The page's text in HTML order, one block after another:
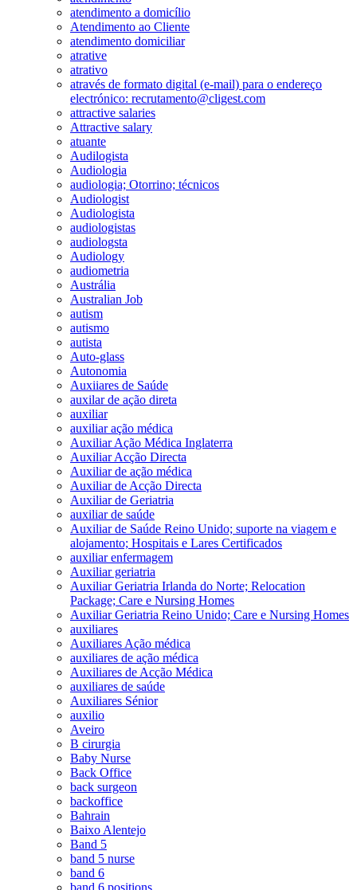
atendimento a domicílio
Atendimento ao Cliente
atendimento domiciliar
atrative
atrativo
através de formato digital (e-mail) para o endereço
electrónico: recrutamento@cligest.com
attractive salaries
Attractive salary
atuante
Audilogista
Audiologia
audiologia; Otorrino; técnicos
Audiologist
Audiologista
audiologistas
audiologsta
Audiology
audiometria
Austrália
Australian Job
autism
autismo
autista
Auto-glass
Autonomia
Auxiiares de Saúde
auxilar de ação direta
auxiliar
auxiliar ação médica
Auxiliar Ação Médica Inglaterra
Auxiliar Acção Directa
Auxiliar de ação médica
Auxiliar de Acção Directa
Auxiliar de Geriatria
auxiliar de saúde
Auxiliar de Saúde Reino Unido; suporte na viagem e
alojamento; Hospitais e Lares Certificados
auxiliar enfermagem
Auxiliar geriatria
Auxiliar Geriatria Irlanda do Norte; Relocation
Package; Care e Nursing Homes
Auxiliar Geriatria Reino Unido; Care e Nursing Homes
auxiliares
Auxiliares Ação médica
auxiliares de ação médica
Auxiliares de Acção Médica
auxiliares de saúde
Auxiliares Sénior
auxilio
Aveiro
B cirurgia
Baby Nurse
Back Office
back surgeon
backoffice
Bahrain
Baixo Alentejo
Band 5
band 5 nurse
band 6
band 6 positions